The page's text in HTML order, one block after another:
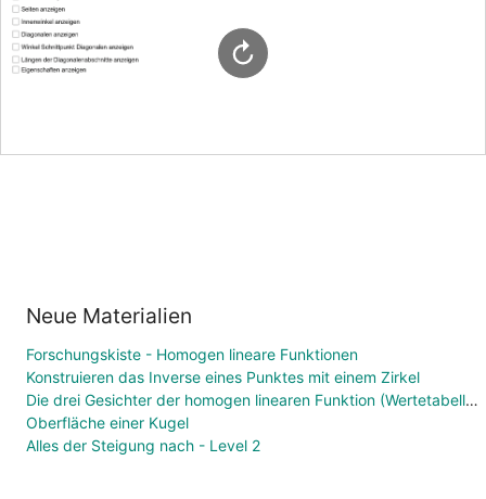
Neue Materialien
Forschungskiste - Homogen lineare Funktionen
Konstruieren das Inverse eines Punktes mit einem Zirkel
Die drei Gesichter der homogen linearen Funktion (Wertetabelle, Funktionsgleichung, Graph)
Oberfläche einer Kugel
Alles der Steigung nach - Level 2